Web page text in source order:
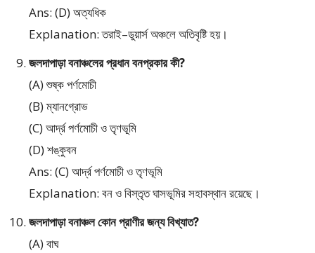
Ans: (D) অত্যধিক
Explanation: তরাই–ডুয়ার্স অঞ্চলে অতিবৃষ্টি হয়।
জলদাপাড়া বনাঞ্চলের প্রধান বনপ্রকার কী?
(A) শুষ্ক পর্ণমোচী
(B) ম্যানগ্রোভ
(C) আর্দ্র পর্ণমোচী ও তৃণভূমি
(D) শঙ্কুবন
Ans: (C) আর্দ্র পর্ণমোচী ও তৃণভূমি
Explanation: বন ও বিস্তৃত ঘাসভূমির সহাবস্থান রয়েছে।
জলদাপাড়া বনাঞ্চল কোন প্রাণীর জন্য বিখ্যাত?
(A) বাঘ